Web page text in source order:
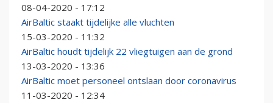
08-04-2020 - 17:12
AirBaltic staakt tijdelijke alle vluchten
15-03-2020 - 11:32
AirBaltic houdt tijdelijk 22 vliegtuigen aan de grond
13-03-2020 - 13:36
AirBaltic moet personeel ontslaan door coronavirus
11-03-2020 - 12:34